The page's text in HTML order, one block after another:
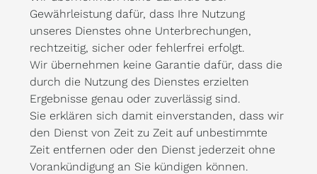
Gewährleistung dafür, dass Ihre Nutzung
unseres Dienstes ohne Unterbrechungen,
rechtzeitig, sicher oder fehlerfrei erfolgt.
Wir übernehmen keine Garantie dafür, dass die
durch die Nutzung des Dienstes erzielten
Ergebnisse genau oder zuverlässig sind.
Sie erklären sich damit einverstanden, dass wir
den Dienst von Zeit zu Zeit auf unbestimmte
Zeit entfernen oder den Dienst jederzeit ohne
Vorankündigung an Sie kündigen können.